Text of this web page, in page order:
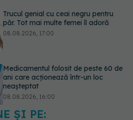
Medicamentul folosit de peste 60 de
ani care acționează într-un loc
neașteptat
Transpirații nocturne: semnul ignorat
care poate ascunde probleme
serioase de sănătate
ȘI PE: